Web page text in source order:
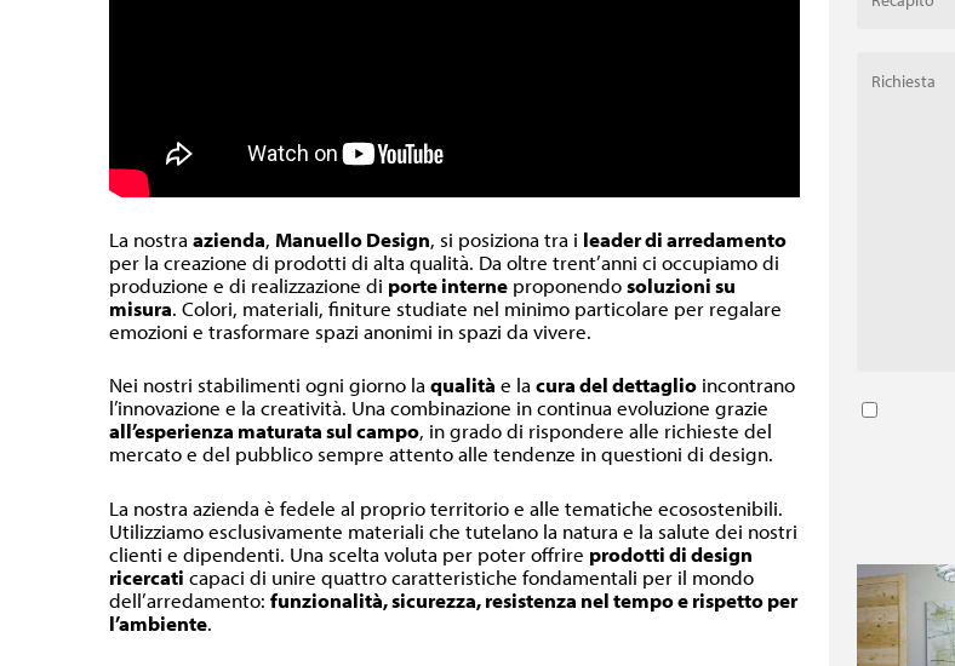
La nostraazienda, Manuello Design, si posiziona tra i leader di arredamento
per la creazione di prodotti di alta qualità. Da oltre trent’anni ci occupiamo di
produzione e di realizzazione di porte interne proponendosoluzioni su
misura. Colori, materiali, finiture studiate nel minimo particolare per regalare
emozioni e trasformare spazi anonimi in spazi da vivere.
Nei nostri stabilimenti ogni giorno laqualità e lacura del dettaglio incontrano
l’innovazione e la creatività. Una combinazione in continua evoluzione grazie
all’esperienza maturata sul campo, in grado di rispondere alle richieste del
mercato e del pubblico sempre attento alle tendenze in questioni di design.
La nostra azienda è fedele al proprio territorio e alle tematiche ecosostenibili.
Utilizziamo esclusivamente materiali che tutelano la natura e la salute dei nostri
clienti e dipendenti. Una scelta voluta per poter offrire prodotti di design
ricercati capaci di unire quattro caratteristiche fondamentali per il mondo
dell’arredamento:funzionalità, sicurezza, resistenza nel tempo e rispetto per
l’ambiente.